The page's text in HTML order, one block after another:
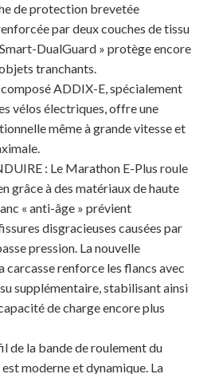
de protection brevetée
par deux couches de tissu
DualGuard » protège encore
tranchants.
ADDIX-E, spécialement
vélos électriques, offre une
même à grande vitesse et
: Le Marathon E-Plus roule
grâce à des matériaux de haute
« anti-âge » prévient
disgracieuses causées par
pression. La nouvelle
carcasse renforce les flancs avec
supplémentaire, stabilisant ainsi
de charge encore plus
de la bande de roulement du
moderne et dynamique. La